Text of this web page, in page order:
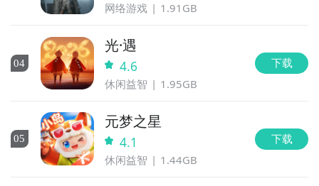
网络游戏 1.91GB
04
光·遇
4.6
休闲益智 1.95GB
下载
05
元梦之星
4.1
休闲益智 1.44GB
下载